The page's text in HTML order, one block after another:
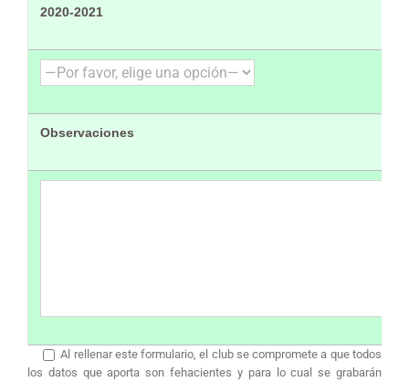
2020-2021
Observaciones
Al rellenar este formulario, el club se compromete a que todos
los datos que aporta son fehacientes y para lo cual se grabarán